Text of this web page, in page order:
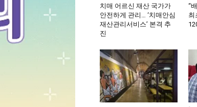
치매 어르신 재산 국가가
안전하게 관리… ‘치매안심
재산관리서비스’ 본격 추
진
“
최